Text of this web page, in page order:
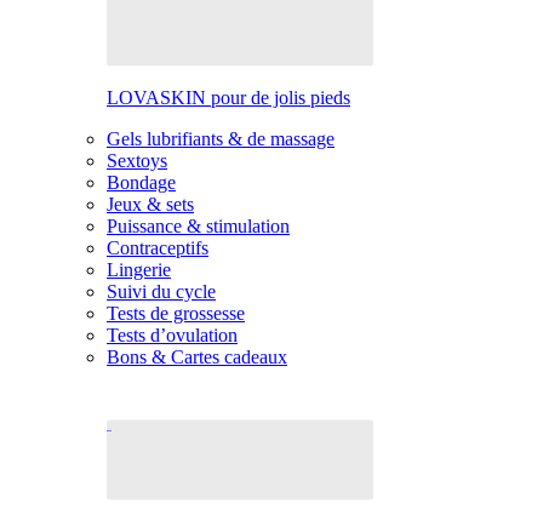
LOVASKIN pour de jolis pieds
Gels lubrifiants & de massage
Sextoys
Bondage
Jeux & sets
Puissance & stimulation
Contraceptifs
Lingerie
Suivi du cycle
Tests de grossesse
Tests d’ovulation
Bons & Cartes cadeaux